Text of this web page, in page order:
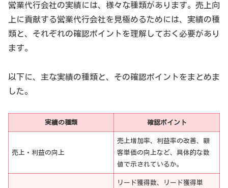
営業代行会社の実績には、様々な種類があります。売上向
上に貢献する営業代行会社を見極めるためには、実績の種
類と、それぞれの確認ポイントを理解しておく必要があり
ます。
以下に、主な実績の種類と、その確認ポイントをまとめま
した。
実績の種類 確認ポイント
売上・利益の向上
売上増加率、利益率の改善、顧
客単価の向上など、具体的な数
値で示されているか。
リード獲得数、リード獲得単